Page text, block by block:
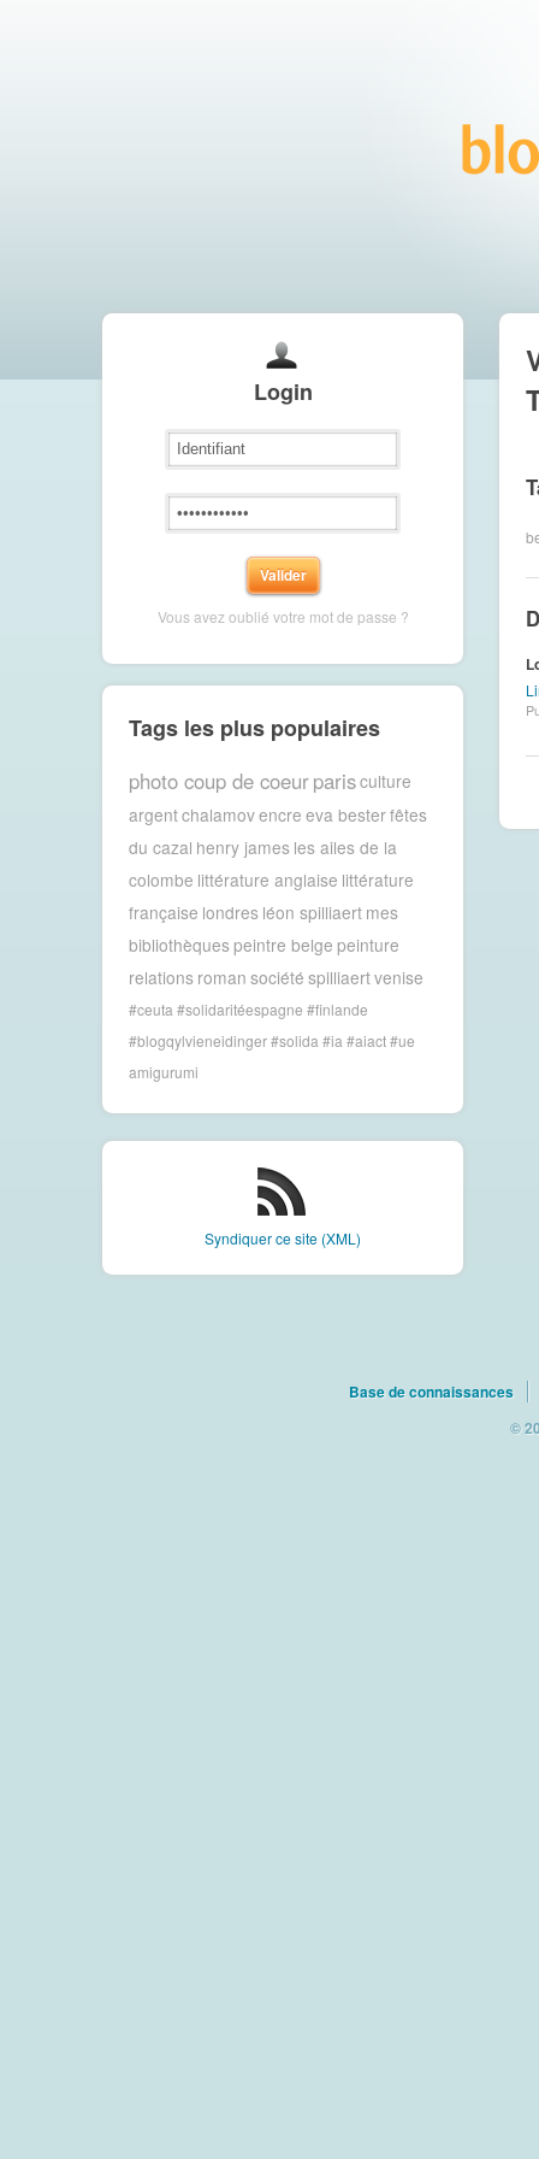
Login
Vous avez oublié votre mot de passe ?
Tags les plus populaires
photo coup de coeurparisculture
argentchalamovencre eva besterfêtes
du cazal henry james les ailes de la
colombe littérature anglaise littérature
française londres léon spilliaert mes
bibliothèquespeintre belge peinture
relations roman société spilliaertvenise
#ceuta #solidaritéespagne #finlande
#blogqylvieneidinger #solida #ia #aiact #ue
amigurumi
Syndiquer ce site (XML)
Base de connaissances
©